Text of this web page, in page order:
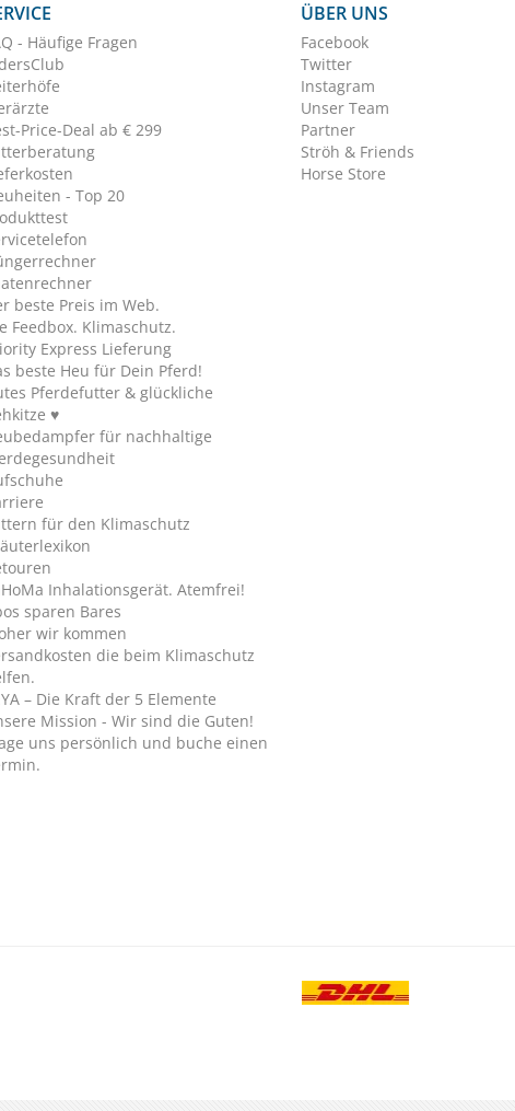
- Häufige Fragen
Price-Deal ab € 299
- Top 20
beste Preis im Web.
Feedbox. Klimaschutz.
Express Lieferung
beste Heu für Dein Pferd!
Pferdefutter & glückliche
♥
für nachhaltige
für den Klimaschutz
Inhalationsgerät. Atemfrei!
sparen Bares
wir kommen
die beim Klimaschutz
– Die Kraft der 5 Elemente
Mission - Wir sind die Guten!
uns persönlich und buche einen
ÜBER UNS
Facebook
Twitter
Instagram
Unser Team
Partner
Ströh & Friends
Horse Store